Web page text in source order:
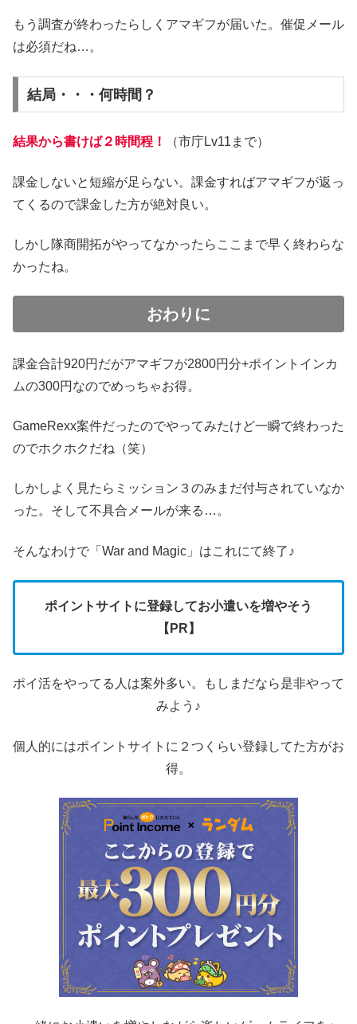
もう調査が終わったらしくアマギフが届いた。催促メール
は必須だね…。
結局・・・何時間？
結果から書けば２時間程！ （市庁Lv11まで）
課金しないと短縮が足らない。課金すればアマギフが返っ
てくるので課金した方が絶対良い。
しかし隊商開拓がやってなかったらここまで早く終わらな
かったね。
おわりに
課金合計920円だがアマギフが2800円分+ポイントインカ
ムの300円なのでめっちゃお得。
GameRexx案件だったのでやってみたけど一瞬で終わった
のでホクホクだね（笑）
しかしよく見たらミッション３のみまだ付与されていなか
った。そして不具合メールが来る…。
そんなわけで「War and Magic」はこれにて終了♪
ポイントサイトに登録してお小遣いを増やそう
【PR】
ポイ活をやってる人は案外多い。もしまだなら是非やって
みよう♪
個人的にはポイントサイトに２つくらい登録してた方がお
得。